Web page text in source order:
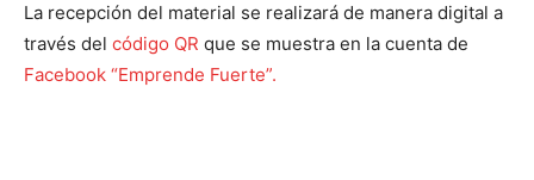
La recepción del material se realizará de manera digital a
través del código QR que se muestra en la cuenta de
Facebook “Emprende Fuerte”.